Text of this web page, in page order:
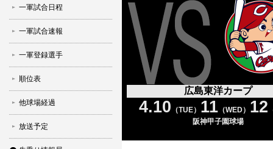
一軍試合日程
一軍試合速報
一軍登録選手
順位表
他球場経過
放送予定
広島東洋カープ
4.10 （TUE） 11（WED） 12
阪神甲子園球場